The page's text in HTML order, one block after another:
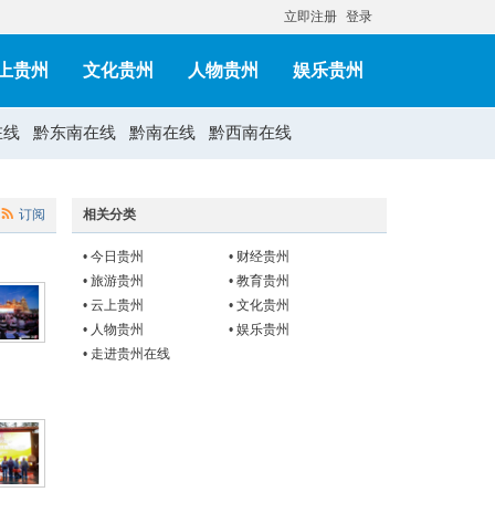
立即注册 登录
贵州 文化贵州 人物贵州 娱乐贵州
线 黔东南在线 黔南在线 黔西南在线
订阅 相关分类
• 今日贵州 • 财经贵州
• 旅游贵州 •教育贵州
• 云上贵州 •文化贵州
• 人物贵州 •娱乐贵州
• 走进贵州在线